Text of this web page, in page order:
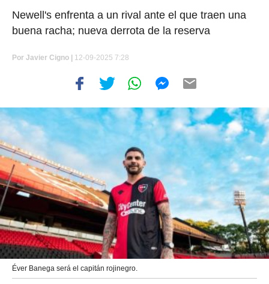
Newell's enfrenta a un rival ante el que traen una
buena racha; nueva derrota de la reserva
Por Javier Cigno 12-09-2025 7:28
Éver Banega será el capitán rojinegro.